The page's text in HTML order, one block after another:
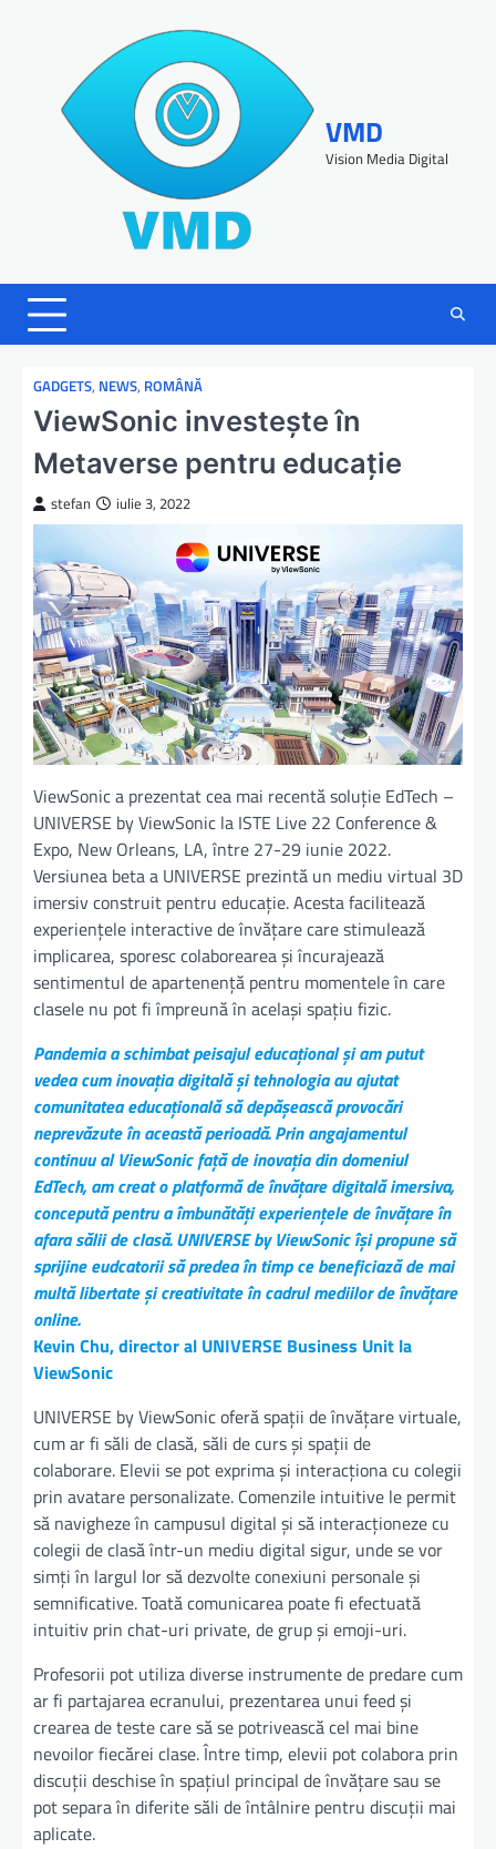
VMD
Vision Media Digital
GADGETS, NEWS, ROMÂNĂ
ViewSonic investește în
Metaverse pentru educație
stefan iulie 3, 2022
ViewSonic a prezentat cea mai recentă soluție EdTech –
UNIVERSE by ViewSonic la ISTE Live 22 Conference &
Expo, New Orleans, LA, între 27-29 iunie 2022.
Versiunea beta a UNIVERSE prezintă un mediu virtual 3D
imersiv construit pentru educație. Acesta facilitează
experiențele interactive de învățare care stimulează
implicarea, sporesc colaborearea și încurajează
sentimentul de apartenență pentru momentele în care
clasele nu pot fi împreună în același spațiu fizic.
Pandemia a schimbat peisajul educațional și am putut
vedea cum inovația digitală și tehnologia au ajutat
comunitatea educațională să depășească provocări
neprevăzute în această perioadă. Prin angajamentul
continuu al ViewSonic față de inovația din domeniul
EdTech, am creat o platformă de învățare digitală imersiva,
concepută pentru a îmbunătăți experiențele de învățare în
afara sălii de clasă. UNIVERSE by ViewSonic își propune să
sprijine eudcatorii să predea în timp ce beneficiază de mai
multă libertate și creativitate în cadrul mediilor de învățare
online.
Kevin Chu, director al UNIVERSE Business Unit la
ViewSonic
UNIVERSE by ViewSonic oferă spații de învățare virtuale,
cum ar fi săli de clasă, săli de curs și spații de
colaborare. Elevii se pot exprima și interacționa cu colegii
prin avatare personalizate. Comenzile intuitive le permit
să navigheze în campusul digital și să interacționeze cu
colegii de clasă într-un mediu digital sigur, unde se vor
simți în largul lor să dezvolte conexiuni personale și
semnificative. Toată comunicarea poate fi efectuată
intuitiv prin chat-uri private, de grup și emoji-uri.
Profesorii pot utiliza diverse instrumente de predare cum
ar fi partajarea ecranului, prezentarea unui feed și
crearea de teste care să se potrivească cel mai bine
nevoilor fiecărei clase. Între timp, elevii pot colabora prin
discuții deschise în spațiul principal de învățare sau se
pot separa în diferite săli de întâlnire pentru discuții mai
aplicate.